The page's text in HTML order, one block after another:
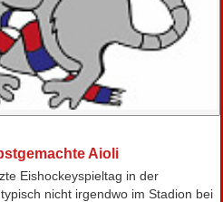
Aioli
Eishockeyspieltag in der
nicht irgendwo im Stadion bei